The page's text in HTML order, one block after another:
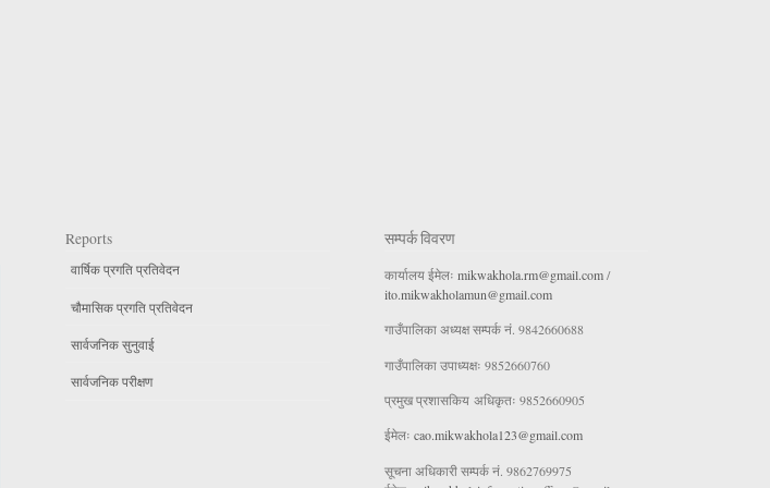
Reports
वार्षिक प्रगति प्रतिवेदन
चौमासिक प्रगति प्रतिवेदन
सार्वजनिक सुनुवाई
सार्वजनिक परीक्षण
सम्पर्क विवरण
कार्यालय ईमेलः mikwakhola.rm@gmail.com/
ito.mikwakholamun@gmail.com
गाउँपालिका अध्यक्ष सम्पर्क नं. 9842660688
गाउँपालिका उपाध्यक्षः 9852660760
प्रमुख प्रशासकिय अधिकृतः 9852660905
ईमेलः cao.mikwakhola123@gmail.com
सूचना अधिकारी सम्पर्क नं. 9862769975